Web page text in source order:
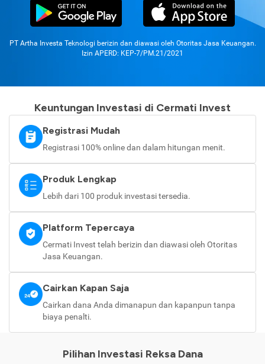
PT Artha Investa Teknologi berizin dan diawasi oleh Otoritas Jasa Keuangan.
Izin APERD: KEP-7/PM.21/2021
Keuntungan Investasi di Cermati Invest
Registrasi Mudah
Registrasi 100% online dan dalam hitungan menit.
Produk Lengkap
Lebih dari 100 produk investasi tersedia.
Platform Tepercaya
Cermati Invest telah berizin dan diawasi oleh Otoritas
Jasa Keuangan.
Cairkan Kapan Saja
Cairkan dana Anda dimanapun dan kapanpun tanpa
biaya penalti.
Pilihan Investasi Reksa Dana